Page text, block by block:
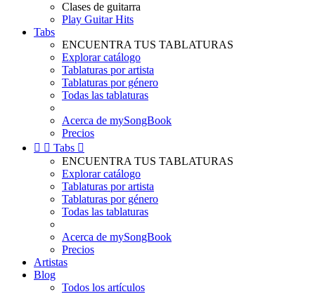
Clases de guitarra
Play Guitar Hits
Tabs
ENCUENTRA TUS TABLATURAS
Explorar catálogo
Tablaturas por artista
Tablaturas por género
Todas las tablaturas
Acerca de mySongBook
Precios
  Tabs 
ENCUENTRA TUS TABLATURAS
Explorar catálogo
Tablaturas por artista
Tablaturas por género
Todas las tablaturas
Acerca de mySongBook
Precios
Artistas
Blog
Todos los artículos